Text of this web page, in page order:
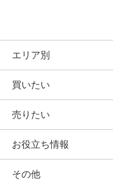
エリア別
買いたい
売りたい
お役立ち情報
その他